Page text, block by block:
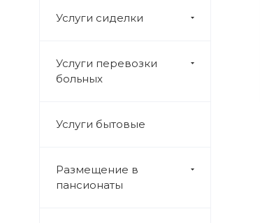
Услуги сиделки
Услуги перевозки
больных
Услуги бытовые
Размещение в
пансионаты